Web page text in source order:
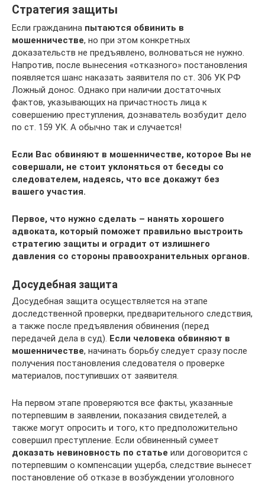
Стратегия защиты
Если гражданина пытаются обвинить в
мошенничестве, но при этом конкретных
доказательств не предъявлено, волноваться не нужно.
Напротив, после вынесения «отказного» постановления
появляется шанс наказать заявителя по ст. 306 УК РФ
Ложный донос. Однако при наличии достаточных
фактов, указывающих на причастность лица к
совершению преступления, дознаватель возбудит дело
по ст. 159 УК. А обычно так и случается!
Если Вас обвиняют в мошенничестве, которое Вы не
совершали, не стоит уклоняться от беседы со
следователем, надеясь, что все докажут без
вашего участия.
Первое, что нужно сделать – нанять хорошего
адвоката, который поможет правильно выстроить
стратегию защиты и оградит от излишнего
давления со стороны правоохранительных органов.
Досудебная защита
Досудебная защита осуществляется на этапе
доследственной проверки, предварительного следствия,
а также после предъявления обвинения (перед
передачей дела в суд). Если человека обвиняют в
мошенничестве, начинать борьбу следует сразу после
получения постановления следователя о проверке
материалов, поступивших от заявителя.
На первом этапе проверяются все факты, указанные
потерпевшим в заявлении, показания свидетелей, а
также могут опросить и того, кто предположительно
совершил преступление. Если обвиненный сумеет
доказать невиновность по статье или договорится с
потерпевшим о компенсации ущерба, следствие вынесет
постановление об отказе в возбуждении уголовного